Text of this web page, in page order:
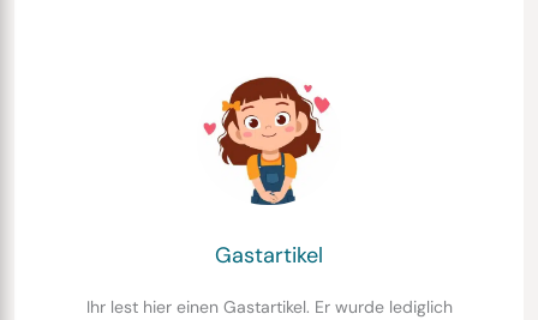
Gastartikel
Ihr lest hier einen Gastartikel. Er wurde lediglich